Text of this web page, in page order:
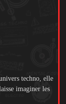
techno, elle
imaginer les